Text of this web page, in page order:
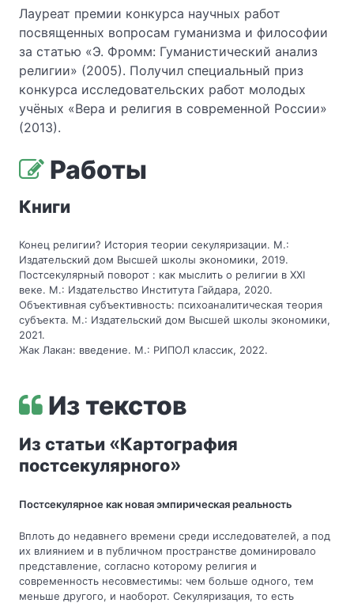
Лауреат премии конкурса научных работ
посвященных вопросам гуманизма и философии
за статью «Э. Фромм: Гуманистический анализ
религии» (2005). Получил специальный приз
конкурса исследовательских работ молодых
учёных «Вера и религия в современной России»
(2013).
Работы
Книги
Конец религии? История теории секуляризации. М.:
Издательский дом Высшей школы экономики, 2019.
Постсекулярный поворот : как мыслить о религии в XXI
веке. М.: Издательство Института Гайдара, 2020.
Объективная субъективность: психоаналитическая теория
субъекта. М.: Издательский дом Высшей школы экономики,
2021.
Жак Лакан: введение. М.: РИПОЛ классик, 2022.
Из текстов
Из статьи «Картография
постсекулярного»
Постсекулярное как новая эмпирическая реальность
Вплоть до недавнего времени среди исследователей, а под
их влиянием и в публичном пространстве доминировало
представление, согласно которому религия и
современность несовместимы: чем больше одного, тем
меньше другого, и наоборот. Секуляризация, то есть